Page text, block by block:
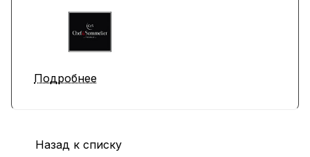
Подробнее
Назад к списку